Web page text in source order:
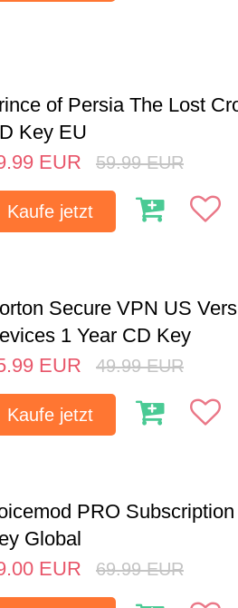
of Persia The Lost
Key EU
EUR 59.99 EUR
Kaufe jetzt
Secure VPN US
1 Year CD Key
EUR 49.99 EUR
Kaufe jetzt
PRO
Global
EUR 69.99 EUR